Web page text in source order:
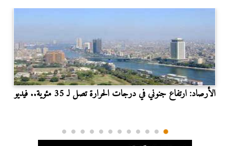
الأرصاد: ارتفاع جنوني في درجات الحرارة تصل لـ 35 مئوية.. فيديو